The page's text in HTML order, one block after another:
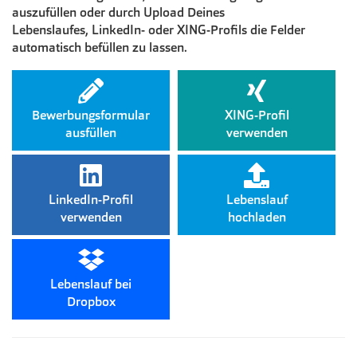
auszufüllen oder durch Upload Deines
Lebenslaufes, LinkedIn- oder XING-Profils die Felder
automatisch befüllen zu lassen.
Bewerbungsformular
ausfüllen
XING-Profil
verwenden
LinkedIn-Profil
verwenden
Lebenslauf
hochladen
Lebenslauf bei
Dropbox